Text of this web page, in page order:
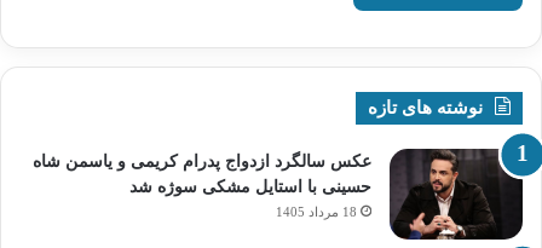
نوشته های تازه
عکس سالگرد ازدواج پدرام کریمی و یاسمن شاه‌
حسینی با استایل مشکی سوژه شد
18 مرداد 1405